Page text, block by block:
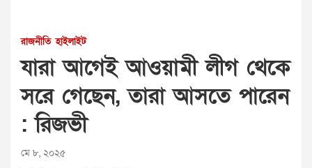
রাজনীতি হাইলাইট
যারা আগেই আওয়ামী লীগ থেকে
সরে গেছেন, তারা আসতে পারেন
: রিজভী
মে ৮, ২০২৫